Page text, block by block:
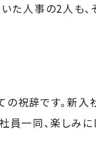
た人事の2人も
の祝辞です。新
員一同、楽しみ